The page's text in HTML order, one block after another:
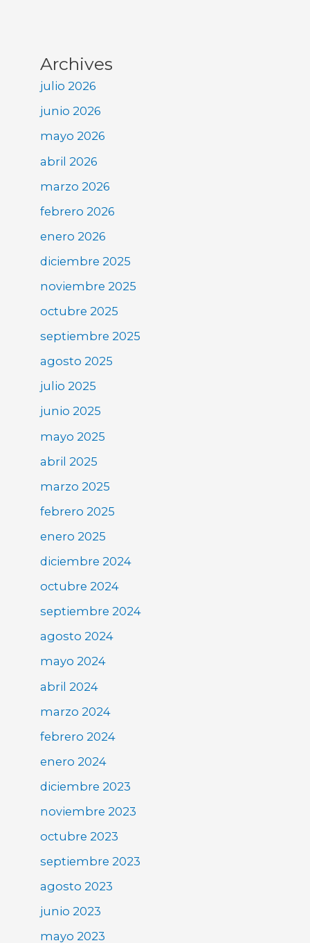
Archives
julio 2026
junio 2026
mayo 2026
abril 2026
marzo 2026
febrero 2026
enero 2026
diciembre 2025
noviembre 2025
octubre 2025
septiembre 2025
agosto 2025
julio 2025
junio 2025
mayo 2025
abril 2025
marzo 2025
febrero 2025
enero 2025
diciembre 2024
octubre 2024
septiembre 2024
agosto 2024
mayo 2024
abril 2024
marzo 2024
febrero 2024
enero 2024
diciembre 2023
noviembre 2023
octubre 2023
septiembre 2023
agosto 2023
junio 2023
mayo 2023